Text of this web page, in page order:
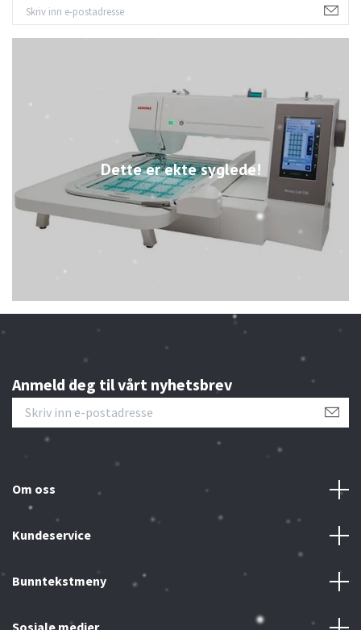
Dette er ekte syglede!
Anmeld deg til vårt nyhetsbrev
Om oss
Kundeservice
Bunntekstmeny
Sosiale medier